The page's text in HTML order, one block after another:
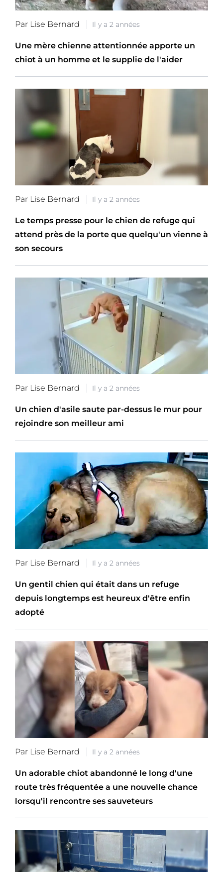
Par Lise Bernard Il y a 2 années
Une mère chienne attentionnée apporte un
chiot à un homme et le supplie de l'aider
Par Lise Bernard Il y a 2 années
Le temps presse pour le chien de refuge qui
attend près de la porte que quelqu'un vienne à
son secours
Par Lise Bernard Il y a 2 années
Un chien d'asile saute par-dessus le mur pour
rejoindre son meilleur ami
Par Lise Bernard Il y a 2 années
Un gentil chien qui était dans un refuge
depuis longtemps est heureux d'être enfin
adopté
Par Lise Bernard Il y a 2 années
Un adorable chiot abandonné le long d'une
route très fréquentée a une nouvelle chance
lorsqu'il rencontre ses sauveteurs